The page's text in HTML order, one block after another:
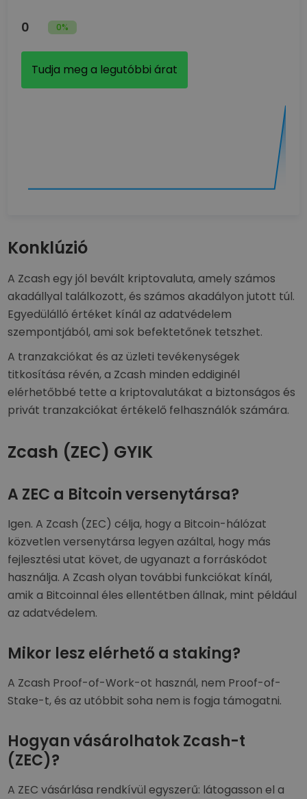
0 0%
Tudja meg a legutóbbi árat
Konklúzió
A Zcash egy jól bevált kriptovaluta, amely számos
akadállyal találkozott, és számos akadályon jutott túl.
Egyedülálló értéket kínál az adatvédelem
szempontjából, ami sok befektetőnek tetszhet.
A tranzakciókat és az üzleti tevékenységek
titkosítása révén, a Zcash minden eddiginél
elérhetőbbé tette a kriptovalutákat a biztonságos és
privát tranzakciókat értékelő felhasználók számára.
Zcash (ZEC) GYIK
A ZEC a Bitcoin versenytársa?
Igen. A Zcash (ZEC) célja, hogy a Bitcoin-hálózat
közvetlen versenytársa legyen azáltal, hogy más
fejlesztési utat követ, de ugyanazt a forráskódot
használja. A Zcash olyan további funkciókat kínál,
amik a Bitcoinnal éles ellentétben állnak, mint például
az adatvédelem.
Mikor lesz elérhető a staking?
A Zcash Proof-of-Work-ot használ, nem Proof-of-
Stake-t, és az utóbbit soha nem is fogja támogatni.
Hogyan vásárolhatok Zcash-t
(ZEC)?
A ZEC vásárlása rendkívül egyszerű: látogasson el a